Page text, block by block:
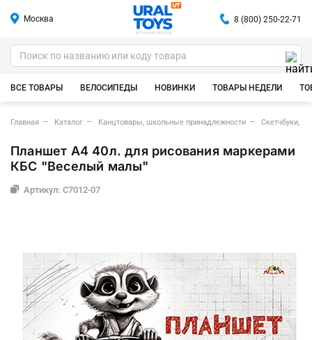
Москва
ИГРУШКИ ОПТОМ
8 (800) 250-22-71
ВСЕ ТОВАРЫ ВЕЛОСИПЕДЫ НОВИНКИ ТОВАРЫ НЕДЕЛИ
Главная Каталог Канцтовары, школьные принадлежности Скетчбуки,
Планшет А4 40л. для рисования маркерами
КБС "Веселый малы"
Артикул: C7012-07